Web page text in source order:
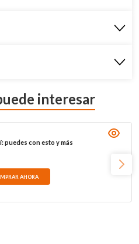
interesar
puedes con esto y más
AHORA